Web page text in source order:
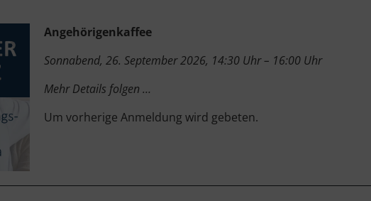
Angehörigenkaffee
Sonnabend, 26. September 2026, 14:30 Uhr – 16:00 Uhr
Mehr Details folgen …
Um vorherige Anmeldung wird gebeten.